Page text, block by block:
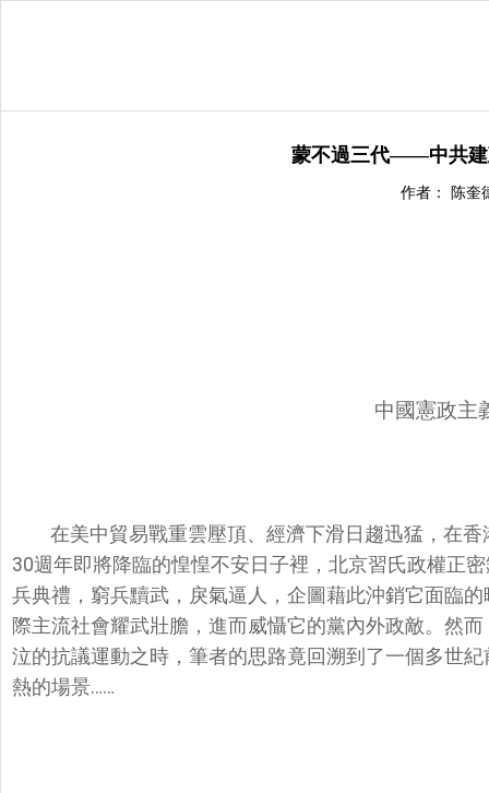
蒙不過三代——中共建
作者： 陈奎
中國憲政主
在美中貿易戰重雲壓頂、經濟下滑日趨迅猛，在
30週年即將降臨的惶惶不安 日子裡， 北京習氏政權正
兵典禮，窮兵黷武，戾氣逼人，企圖藉此沖銷它面臨
際主流社會耀武壯膽，進而威懾它的黨內外政敵。然
泣的抗議運動之時，筆者的思路竟回溯到了一個多世
熱的場景……